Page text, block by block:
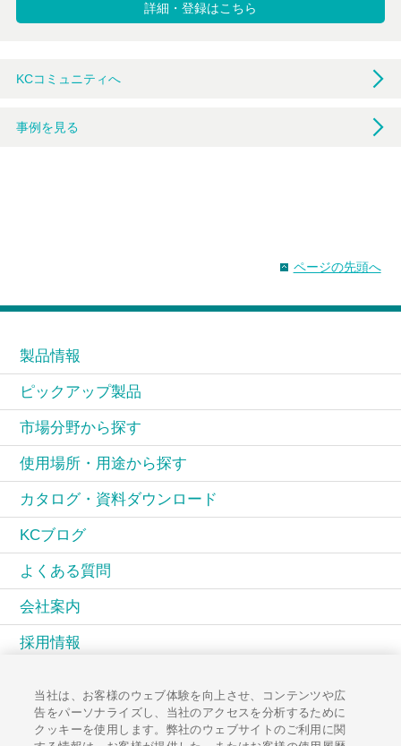
詳細・登録はこちら
KCコミュニティへ
事例を見る
ページの先頭へ
製品情報
ピックアップ製品
市場分野から探す
使用場所・用途から探す
カタログ・資料ダウンロード
KCブログ
よくある質問
会社案内
採用情報
広報誌PAL
当社は、お客様のウェブ体験を向上させ、コンテンツや広
告をパーソナライズし、当社のアクセスを分析するために
クッキーを使用します。弊社のウェブサイトのご利用に関